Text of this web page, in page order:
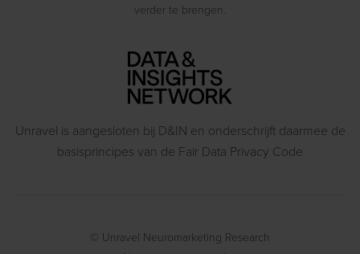
verder te brengen.
Unravel is aangesloten bij D&IN en onderschrijft daarmee de
basisprincipes van de Fair Data Privacy Code
© Unravel Neuromarketing Research